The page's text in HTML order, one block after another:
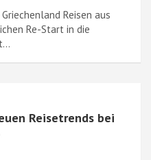
Reisen aus
Re-Start in die
Reisetrends bei